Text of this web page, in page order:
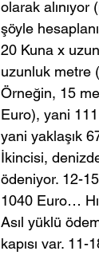
olarak
şöyle
20 Kuna x
uzunluk metre
Örneğin, 15
Euro), yani
yani yaklaşık
İkincisi,
ödeniyor. 12-
1040 Euro…
Asıl yüklü
kapısı var.